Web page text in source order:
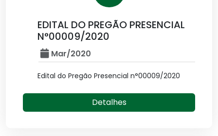
EDITAL DO PREGÃO PRESENCIAL
N°00009/2020
Mar/2020
Edital do Pregão Presencial n°00009/2020
Detalhes